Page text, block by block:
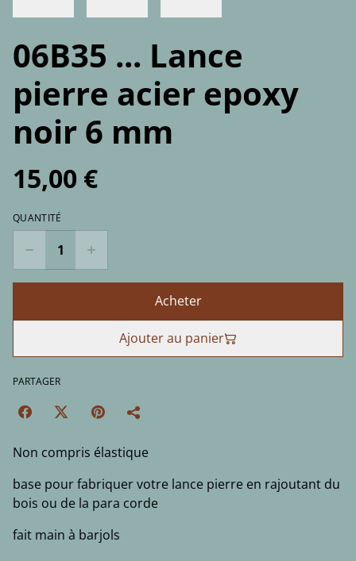
06B35 ... Lance
pierre acier epoxy
noir 6 mm
15,00 €
QUANTITÉ
Acheter
Ajouter au panier
PARTAGER
Non compris élastique
base pour fabriquer votre lance pierre en rajoutant du
bois ou de la para corde
fait main à barjols